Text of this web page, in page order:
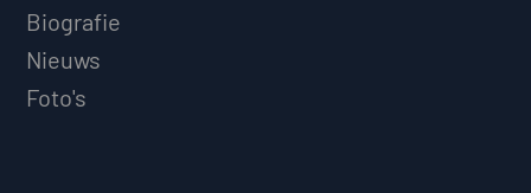
Biografie
Nieuws
Foto's